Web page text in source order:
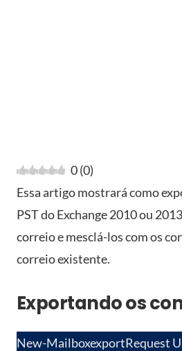
0(0)
Essa artigo mostrará como
PST do Exchange 2010 ou
correio e mesclá-los com os
correio existente.
Exportando os
New-MailboxexportRequest